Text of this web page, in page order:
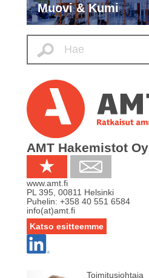
Muovi & Kumi
AMT Hakemistot Oy
www.amt.fi
PL 395 00811 Helsinki
Puhelin: +358 40 551 6584
info(at)amt.fi
Katso esitteemme
Toimitusjohtaja